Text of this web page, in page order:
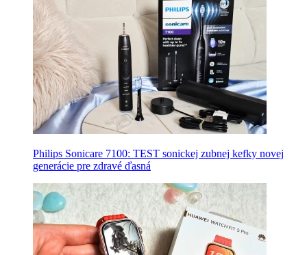
Philips Sonicare 7100: TEST sonickej zubnej kefky novej
generácie pre zdravé ďasná